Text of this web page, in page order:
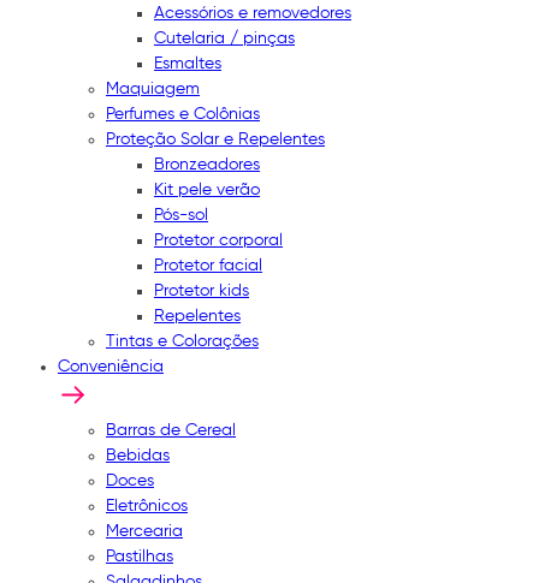
Acessórios e removedores
Cutelaria / pinças
Esmaltes
Maquiagem
Perfumes e Colônias
Proteção Solar e Repelentes
Bronzeadores
Kit pele verão
Pós-sol
Protetor corporal
Protetor facial
Protetor kids
Repelentes
Tintas e Colorações
Conveniência
Barras de Cereal
Bebidas
Doces
Eletrônicos
Mercearia
Pastilhas